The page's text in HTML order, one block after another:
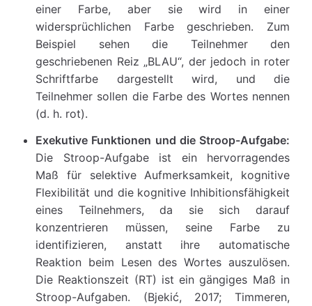
einer Farbe, aber sie wird in einer
widersprüchlichen Farbe geschrieben. Zum
Beispiel sehen die Teilnehmer den
geschriebenen Reiz „BLAU“, der jedoch in roter
Schriftfarbe dargestellt wird, und die
Teilnehmer sollen die Farbe des Wortes nennen
(d. h. rot).
Exekutive Funktionen und die Stroop-Aufgabe:
Die Stroop-Aufgabe ist ein hervorragendes
Maß für selektive Aufmerksamkeit, kognitive
Flexibilität und die kognitive Inhibitionsfähigkeit
eines Teilnehmers, da sie sich darauf
konzentrieren müssen, seine Farbe zu
identifizieren, anstatt ihre automatische
Reaktion beim Lesen des Wortes auszulösen.
Die Reaktionszeit (RT) ist ein gängiges Maß in
Stroop-Aufgaben. (Bjekić, 2017; Timmeren,